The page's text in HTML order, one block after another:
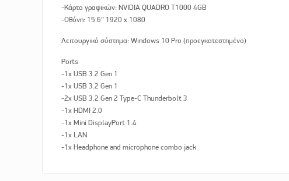
-Κάρτα γραφικών: NVIDIA QUADRO T1000 4GB
-Οθόνη: 15.6″ 1920 x 1080
Λειτουργικό σύστημα: Windows 10 Pro (προεγκατεστημένο)
Ports
-1x USB 3.2 Gen 1
-1x USB 3.2 Gen 1
-2x USB 3.2 Gen 2 Type-C Thunderbolt 3
-1x HDMI 2.0
-1x Mini DisplayPort 1.4
-1x LAN
-1x Headphone and microphone combo jack